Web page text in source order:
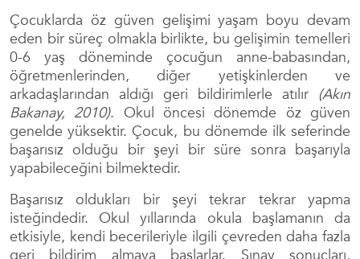
Çocuklarda öz güven gelişimi yaşam boyu devam
eden bir süreç olmakla birlikte, bu gelişimin temelleri
0-6 yaş döneminde çocuğun anne-babasından,
öğretmenlerinden, diğer yetişkinlerden ve
arkadaşlarından aldığı geri bildirimlerle atılır (Akın
Bakanay, 2010). Okul öncesi dönemde öz güven
genelde yüksektir. Çocuk, bu dönemde ilk seferinde
başarısız olduğu bir şeyi bir süre sonra başarıyla
yapabileceğini bilmektedir.
Başarısız oldukları bir şeyi tekrar tekrar yapma
isteğindedir. Okul yıllarında okula başlamanın da
etkisiyle, kendi becerileriyle ilgili çevreden daha fazla